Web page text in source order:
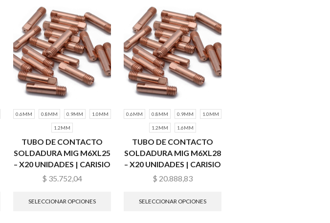
0.6MM 0.8MM 0.9MM 1.0MM
1.2MM
TUBO DE CONTACTO
SOLDADURA MIG M6XL25
– X20 UNIDADES | CARISIO
$ 35.752,04
SELECCIONAR OPCIONES
0.6MM 0.8MM 0.9MM 1.0MM
1.2MM 1.6MM
TUBO DE CONTACTO
SOLDADURA MIG M6XL28
– X20 UNIDADES | CARISIO
$ 20.888,83
SELECCIONAR OPCIONES